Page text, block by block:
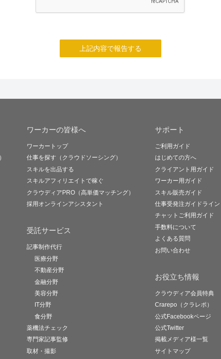
上記内容で報告する
ワーカーの皆様へ
ワーカートップ
仕事を探す（クラウドソーシング）
スキルを出品する
スキルアフィリエイトで稼ぐ
クラウディアPRO（高単価マッチング）
採用オンラインアシスタント
受託サービス
記事制作代行
医療分野
不動産分野
金融分野
美容分野
IT分野
食分野
薬機法チェック
専門家記事監修
取材・撮影
サポート
ご利用ガイド
はじめての方へ
クライアント用ガイド
ワーカー用ガイド
スキル販売ガイド
仕事受発注ガイドライン
チャットご利用ガイド
手数料について
よくある質問
お問い合わせ
お役立ち情報
クラウディア会員特典
Crarepo（クラレポ）
公式Facebookページ
公式Twitter
掲載メディア様一覧
サイトマップ